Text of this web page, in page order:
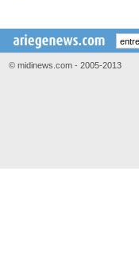
© midinews.com - 2005-2013